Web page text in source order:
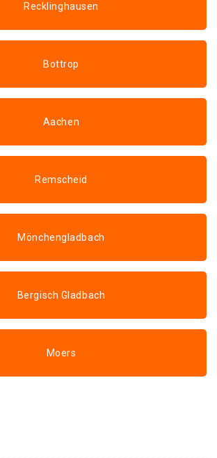
Recklinghausen
Bottrop
Aachen
Remscheid
Mönchengladbach
Bergisch Gladbach
Moers